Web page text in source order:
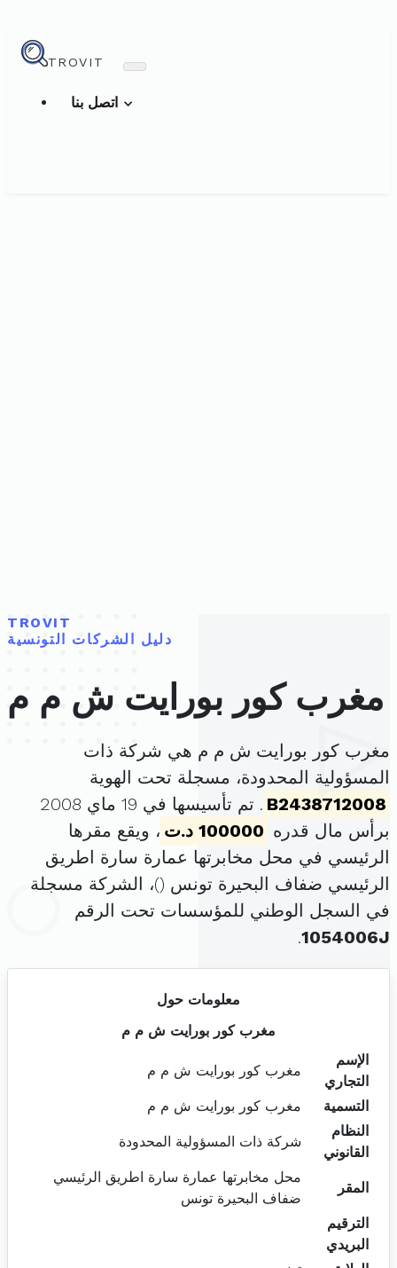
TROVIT
TROVIT
دليل الشركات التونسية
مغرب كور بورايت ش م م
مغرب كور بورايت ش م م هي شركة ذات
المسؤولية المحدودة، مسجلة تحت الهوية
B2438712008
. تم تأسيسها في 19 ماي 2008
برأس مال قدره 100000 د.ت
، ويقع مقرها
الرئيسي في محل مخابرتها عمارة سارة اطريق
الرئيسي ضفاف البحيرة تونس ()، الشركة مسجلة
في السجل الوطني للمؤسسات تحت الرقم
1054006J
.
معلومات حول
مغرب كور بورايت ش م م
الإسم
التجاري
مغرب كور بورايت ش م م
التسمية
مغرب كور بورايت ش م م
النظام
القانوني
شركة ذات المسؤولية المحدودة
المقر
محل مخابرتها عمارة سارة اطريق الرئيسي
ضفاف البحيرة تونس
الترقيم
البريدي